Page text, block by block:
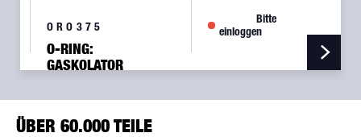
ORO375
O-RING:
GASKOLATOR
05-00704
Bitte
einloggen
ÜBER 60.000 TEILE